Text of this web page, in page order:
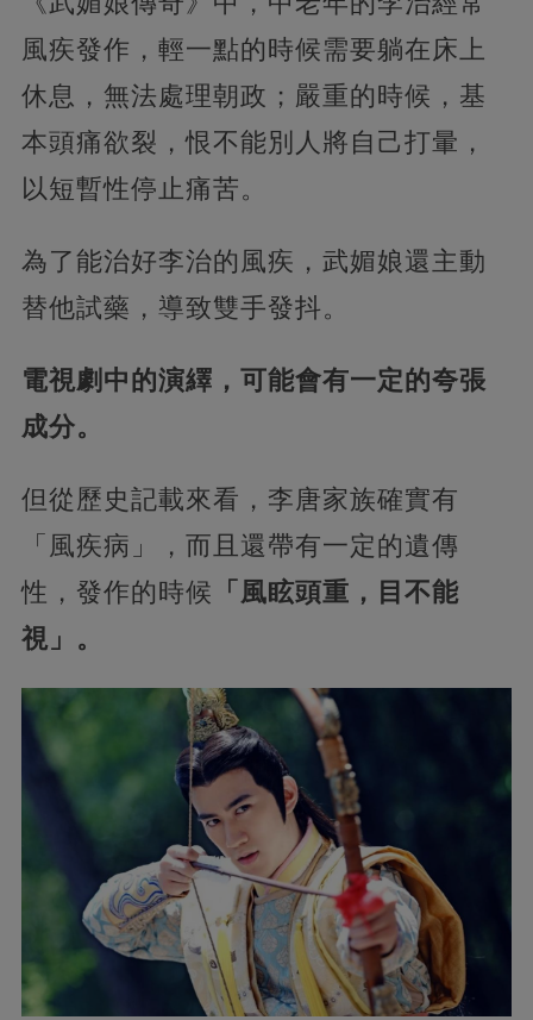
風疾發作，輕一點的時候需要躺在床上
休息，無法處理朝政；嚴重的時候，基
本頭痛欲裂，恨不能別人將自己打暈，
以短暫性停止痛苦。
為了能治好李治的風疾，武媚娘還主動
替他試藥，導致雙手發抖。
電視劇中的演繹，可能會有一定的夸張
成分。
但從歷史記載來看，李唐家族確實有
「風疾病」，而且還帶有一定的遺傳
性，發作的時候 「風眩頭重，目不能
視」。